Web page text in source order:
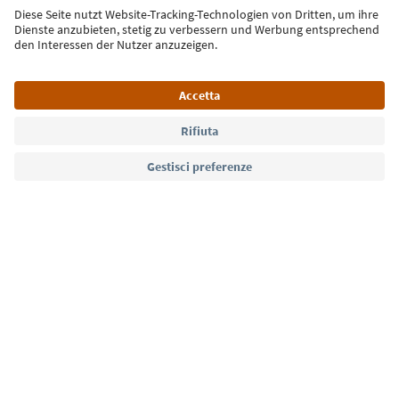
Iscriviti alla newsletter